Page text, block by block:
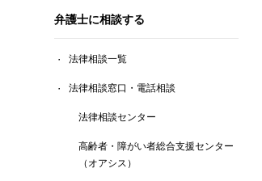
弁護士に相談する
法律相談一覧
法律相談窓口・電話相談
法律相談センター
高齢者・障がい者総合支援センター
（オアシス）